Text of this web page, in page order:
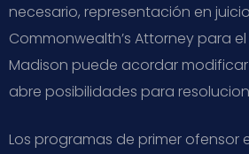
necesario, representación en
Commonwealth’s Attorney para
Madison puede acordar
abre posibilidades para
Los programas de primer ofensor